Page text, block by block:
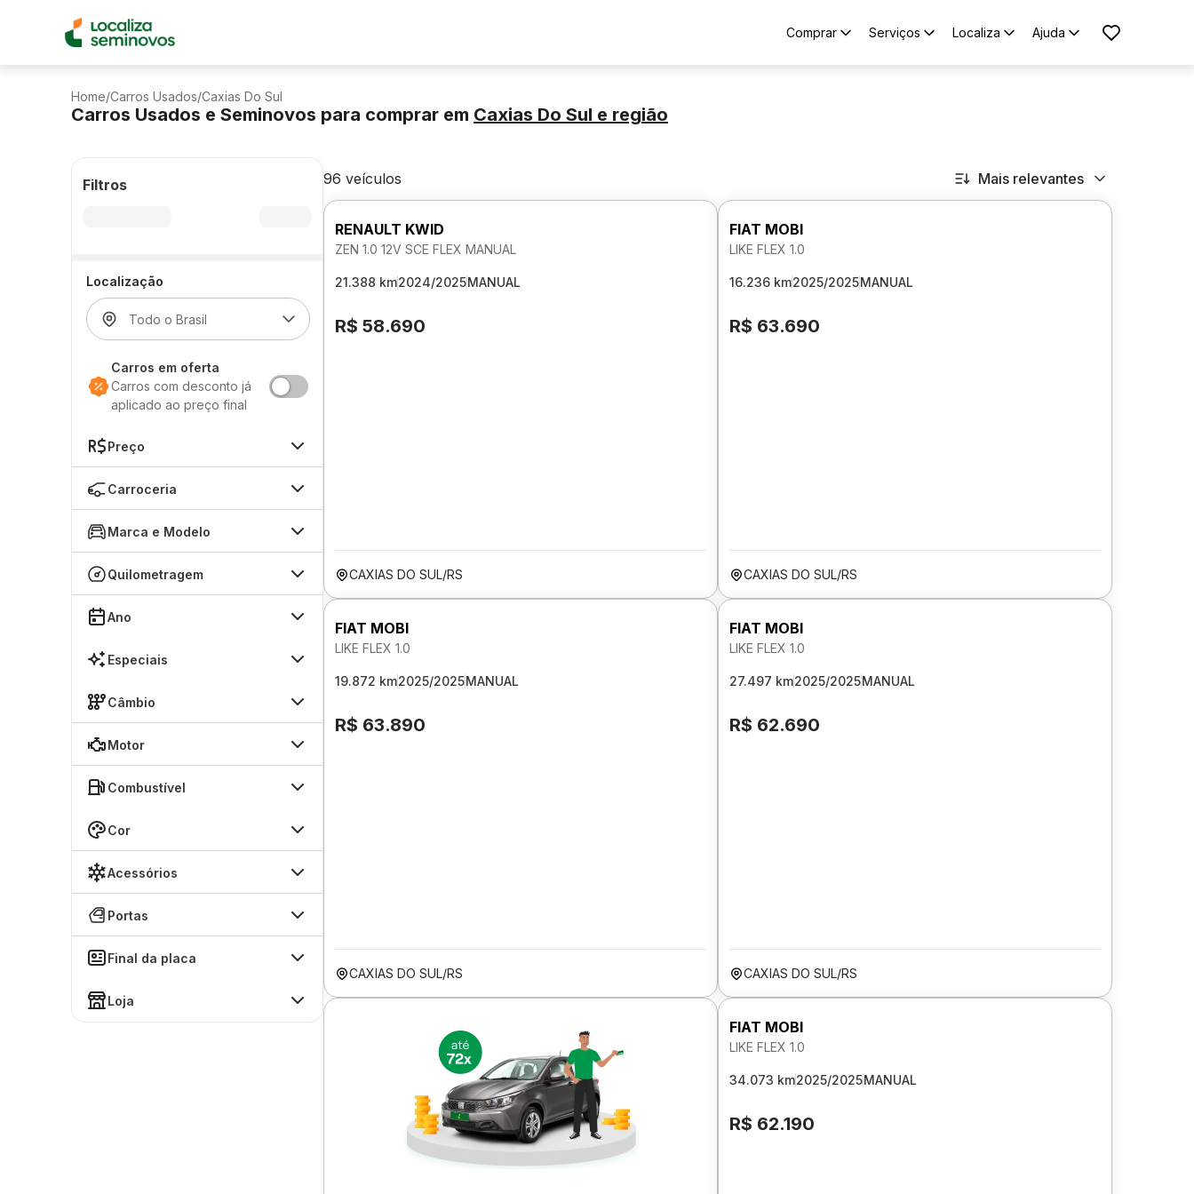
Comprar Serviços Localiza Ajuda
Home/Carros Usados/Caxias Do Sul
Carros Usados e Seminovos para comprar em Caxias Do Sul e região
Filtros
Localização
Carros em oferta
Carros com desconto já
aplicado ao preço final
Preço
Carroceria
Marca e Modelo
Quilometragem
Ano
Especiais
Câmbio
Motor
Combustível
Cor
Acessórios
Portas
Final da placa
Loja
96 veículos Mais relevantes
RENAULT KWID
ZEN 1.0 12V SCE FLEX MANUAL
21.388 km2024/2025MANUAL
R$ 58.690
CAXIAS DO SUL/RS
FIAT MOBI
LIKE FLEX 1.0
16.236 km2025/2025MANUAL
R$ 63.690
CAXIAS DO SUL/RS
FIAT MOBI
LIKE FLEX 1.0
19.872 km2025/2025MANUAL
R$ 63.890
CAXIAS DO SUL/RS
FIAT MOBI
LIKE FLEX 1.0
27.497 km2025/2025MANUAL
R$ 62.690
CAXIAS DO SUL/RS
FIAT MOBI
LIKE FLEX 1.0
34.073 km2025/2025MANUAL
R$ 62.190